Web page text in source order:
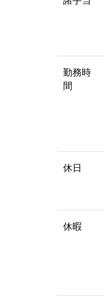
勤務時
間
休日
休暇